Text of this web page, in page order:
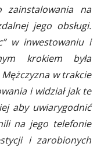
zainstalowania na
jego obsługi.
w inwestowaniu i
krokiem była
w trakcie
i widział jak te
aby uwiarygodnić
na jego telefonie
i zarobionych